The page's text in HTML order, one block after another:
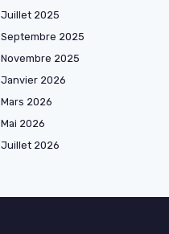
Juillet 2025
Septembre 2025
Novembre 2025
Janvier 2026
Mars 2026
Mai 2026
Juillet 2026